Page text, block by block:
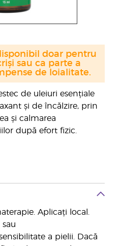
de uleiuri esențiale
și de încălzire, prin
și calmarea
după efort fizic.
doar pentru
sau ca parte a
de loialitate.
Aplicați local.
a pielii. Dacă